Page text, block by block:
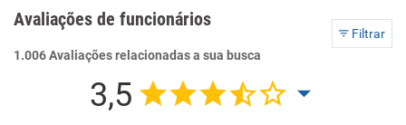
Avaliações de funcionários
Filtrar
1.006 Avaliações relacionadas a sua busca
3,5